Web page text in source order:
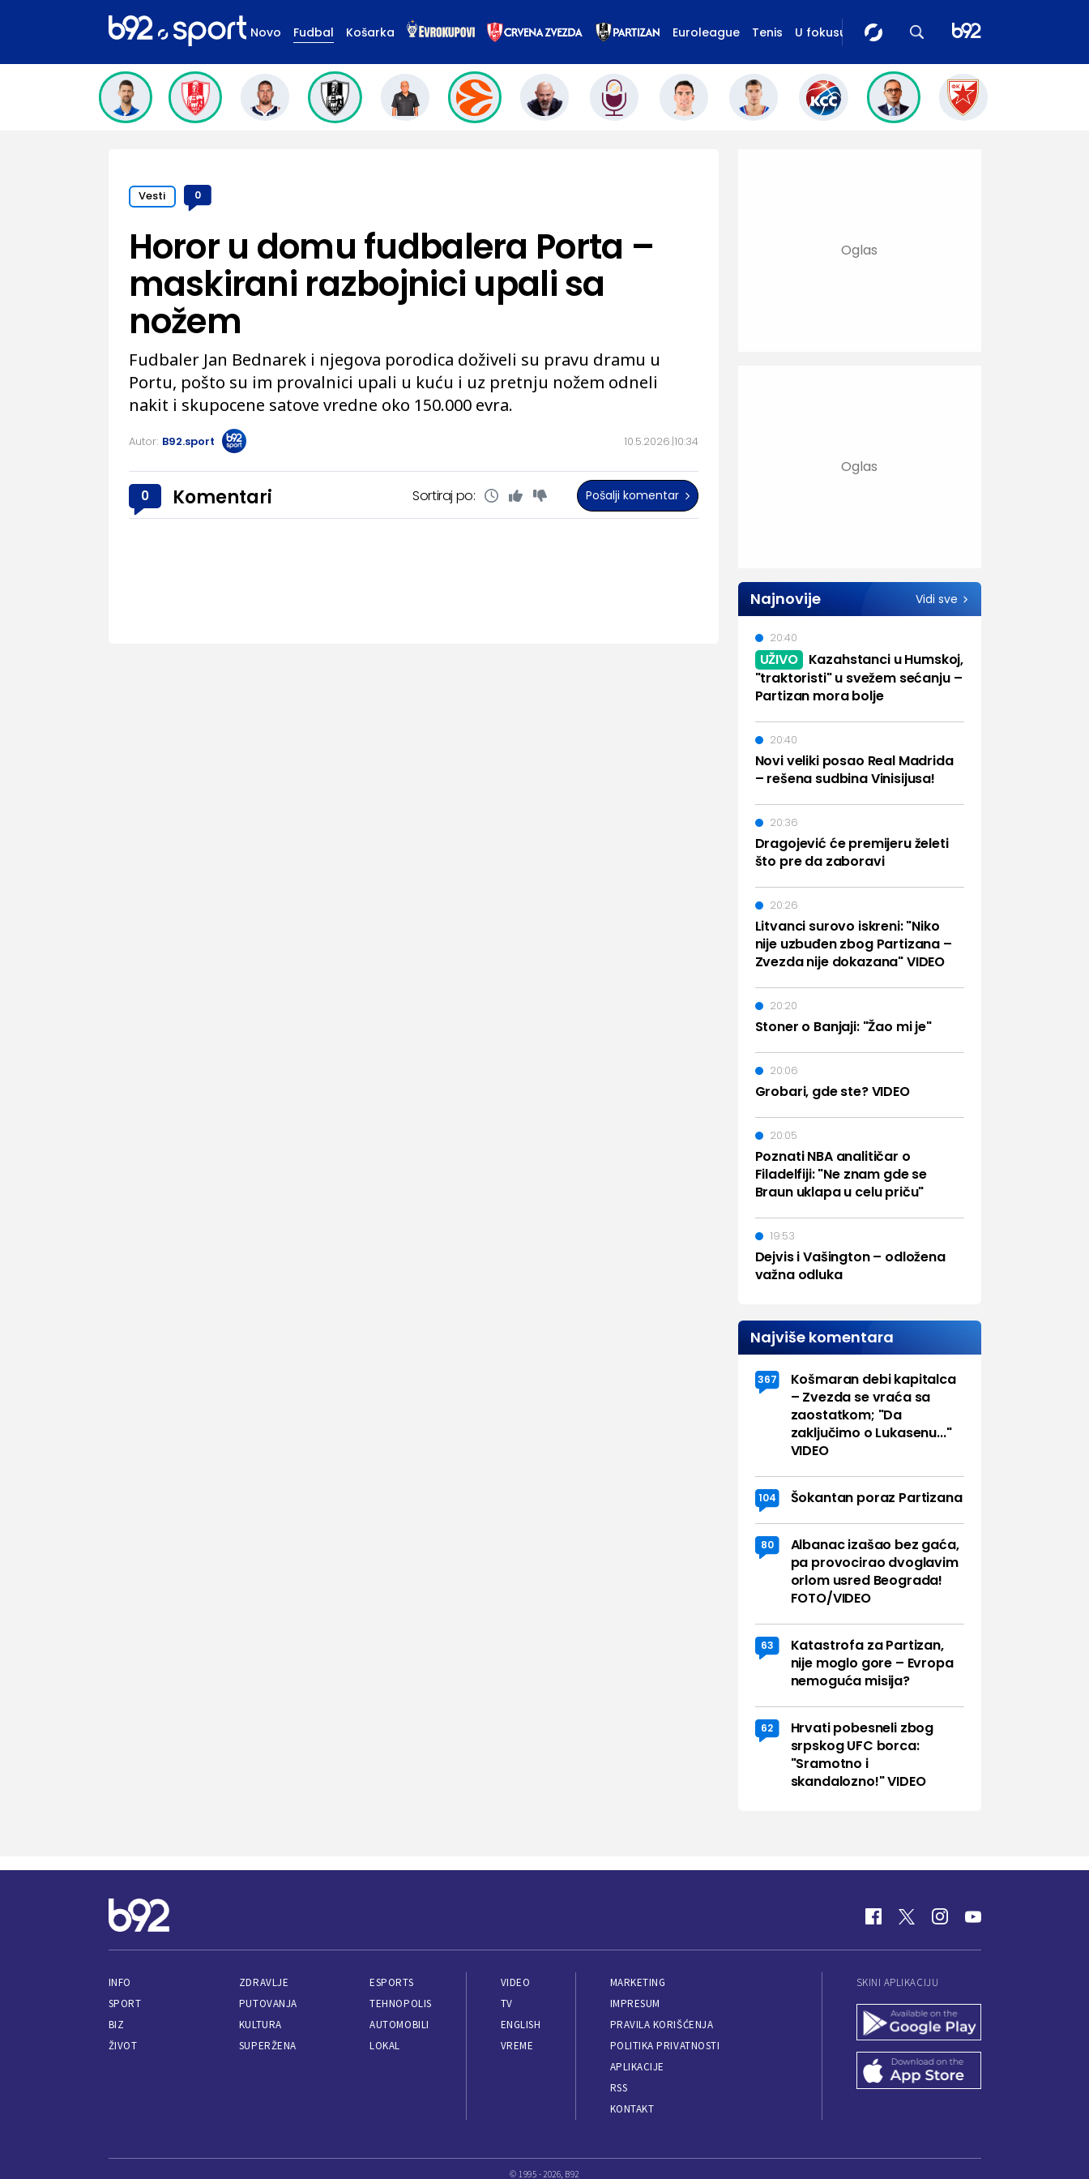
Novo Fudbal Košarka Euroleague Tenis U fokusu
Vesti 0
10.5.2026. 10:34
Horor u domu fudbalera Porta –
maskirani razbojnici upali sa
nožem
Fudbaler Jan Bednarek i njegova porodica doživeli su pravu dramu u
Portu, pošto su im provalnici upali u kuću i uz pretnju nožem odneli
nakit i skupocene satove vredne oko 150.000 evra.
Autor: B92.sport
0 Komentari Sortiraj po: Pošalji komentar
Najnovije Vidi sve
UŽIVO
Kazahstanci u Humskoj,
"traktoristi" u svežem sećanju –
Partizan mora bolje
20:40
Novi veliki posao Real Madrida
– rešena sudbina Vinisijusa!
20:40
Dragojević će premijeru želeti
što pre da zaboravi
20:36
Litvanci surovo iskreni: "Niko
nije uzbuđen zbog Partizana –
Zvezda nije dokazana" VIDEO
20:26
Stoner o Banjaji: "Žao mi je"
20:20
Grobari, gde ste? VIDEO
20:06
Poznati NBA analitičar o
Filadelfiji: "Ne znam gde se
Braun uklapa u celu priču"
20:05
Dejvis i Vašington – odložena
važna odluka
19:53
Najviše komentara
367
Košmaran debi kapitalca
– Zvezda se vraća sa
zaostatkom; "Da
zaključimo o Lukasenu..."
VIDEO
104 Šokantan poraz Partizana
80
Albanac izašao bez gaća,
pa provocirao dvoglavim
orlom usred Beograda!
FOTO/VIDEO
63
Katastrofa za Partizan,
nije moglo gore – Evropa
nemoguća misija?
62
Hrvati pobesneli zbog
srpskog UFC borca:
"Sramotno i
skandalozno!" VIDEO
INFO
SPORT
BIZ
ŽIVOT
ZDRAVLJE
PUTOVANJA
KULTURA
SUPERŽENA
ESPORTS
TEHNOPOLIS
AUTOMOBILI
LOKAL
VIDEO
TV
ENGLISH
VREME
MARKETING
IMPRESUM
PRAVILA KORIŠĆENJA
POLITIKA PRIVATNOSTI
APLIKACIJE
RSS
KONTAKT
SKINI APLIKACIJU
© 1995 - 2026, B92